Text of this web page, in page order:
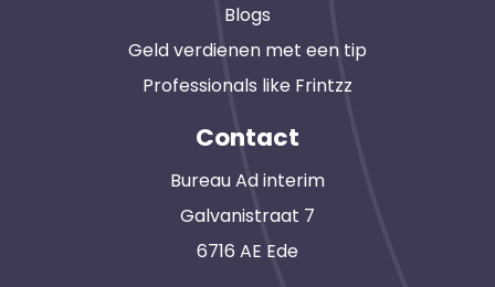
Blogs
Geld verdienen met een tip
Professionals like Frintzz
Contact
Bureau Ad interim
Galvanistraat 7
6716 AE Ede